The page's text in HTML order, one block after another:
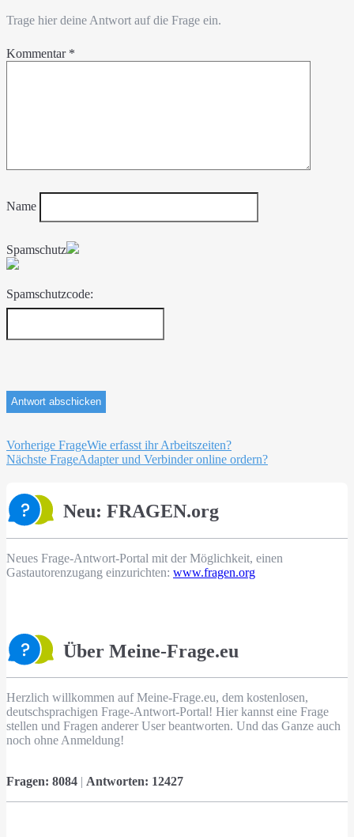
Trage hier deine Antwort auf die Frage ein.
Kommentar *
Name
Spamschutz
Spamschutzcode:
Beitragsnavigation
Vorherige FrageWie erfasst ihr Arbeitszeiten?
Nächste FrageAdapter und Verbinder online ordern?
Neu: FRAGEN.org
Neues Frage-Antwort-Portal mit der Möglichkeit, einen
Gastautorenzugang einzurichten: www.fragen.org
Über Meine-Frage.eu
Herzlich willkommen auf Meine-Frage.eu, dem kostenlosen,
deutschsprachigen Frage-Antwort-Portal! Hier kannst eine Frage
stellen und Fragen anderer User beantworten. Und das Ganze auch
noch ohne Anmeldung!
Fragen: 8084 | Antworten: 12427